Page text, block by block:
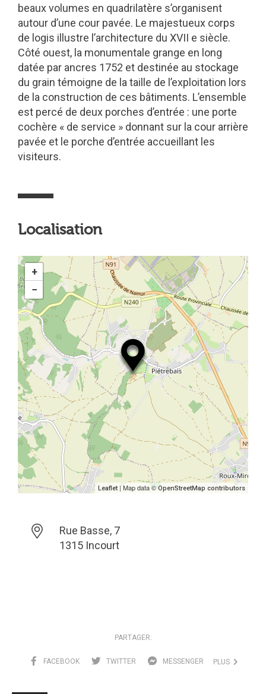
beaux volumes en quadrilatère s’organisent
autour d’une cour pavée. Le majestueux corps
de logis illustre l’architecture du XVII e siècle.
Côté ouest, la monumentale grange en long
datée par ancres 1752 et destinée au stockage
du grain témoigne de la taille de l’exploitation lors
de la construction de ces bâtiments. L’ensemble
est percé de deux porches d’entrée : une porte
cochère « de service » donnant sur la cour arrière
pavée et le porche d’entrée accueillant les
visiteurs.
Localisation
+
−
Leaflet| Map data ©OpenStreetMap contributors
Rue Basse, 7
1315 Incourt
PARTAGER:
FACEBOOK TWITTER MESSENGER PLUS